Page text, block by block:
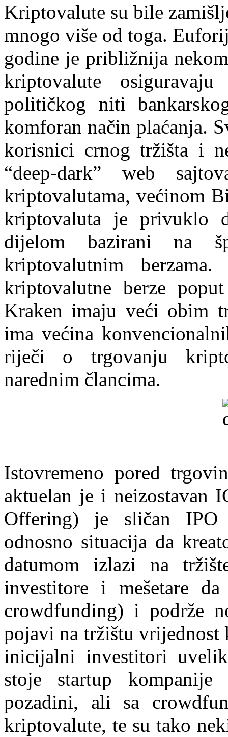
Kriptovalute su bile
mnogo više od toga.
godine je približnija
kriptovalute
političkog niti
komforan način plaćanja.
korisnici crnog tržišta i
“deep-dark” web
kriptovalutama, većinom
kriptovaluta je privuklo
dijelom bazirani na
kriptovalutnim
kriptovalutne berze
Kraken imaju veći obim
ima većina
riječi o trgovanju
narednim člancima.
Istovremeno pored
aktuelan je i neizostavan
Offering) je sličan
odnosno situacija da
datumom izlazi na
investitore i mešetare
crowdfunding) i podrže
pojavi na tržištu vrijednost
inicijalni investitori
stoje startup
pozadini, ali sa
kriptovalute, te su tako